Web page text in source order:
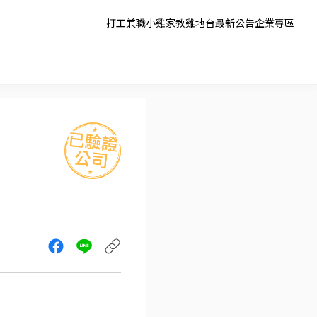
打工兼職小雞家教雞地台最新公告企業專區